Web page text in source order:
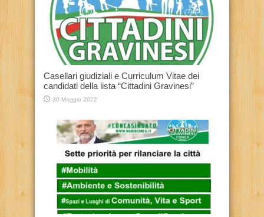
Casellari giudiziali e Curriculum Vitae dei
candidati della lista “Cittadini Gravinesi”
30 Maggio 2022